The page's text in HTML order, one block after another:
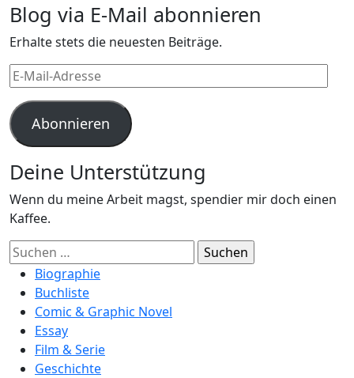
Blog via E-Mail abonnieren
Erhalte stets die neuesten Beiträge.
E-
Mail-
Adresse
Abonnieren
Deine Unterstützung
Wenn du meine Arbeit magst, spendier mir doch einen
Kaffee.
Suchen
nach:Biographie
Buchliste
Comic & Graphic Novel
Essay
Film & Serie
Geschichte